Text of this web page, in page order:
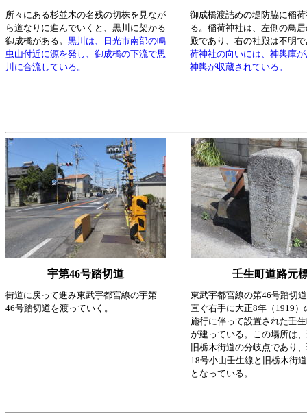
所々にある杉並木の名残の切株を見なが
ら道なりに進んでいくと、黒川に架かる
御成橋がある。 黒川は、日光市南部の鳴
虫山付近に源を発し、御成橋の下流で思
川に合流している。
御成橋渡詰めの堤防脇に稲
る。稲荷神社は、左側の鳥
殿であり、右の社殿は不明
荷神社の向いには、神輿庫
神輿が収蔵されている。
宇第46号踏切道 壬生町道路元
街道に戻って進み東武宇都宮線の宇第
46号踏切道を渡っていく。
東武宇都宮線の第46号踏切
直ぐ右手に大正8年（1919）
施行に伴って設置された壬
が建っている。この場所は
旧栃木街道の分岐点であり
18号小山壬生線と旧栃木街
となっている。